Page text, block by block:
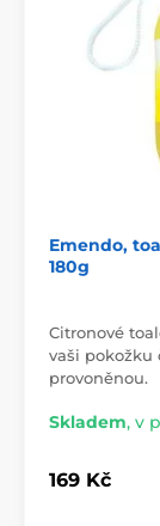
Emendo,
180g
Citronové
vaši pokožku
provoněnou.
Skladem, v
169 Kč